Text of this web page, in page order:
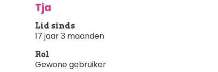
Tja
Lid sinds
17 jaar 3 maanden
Rol
Gewone gebruiker